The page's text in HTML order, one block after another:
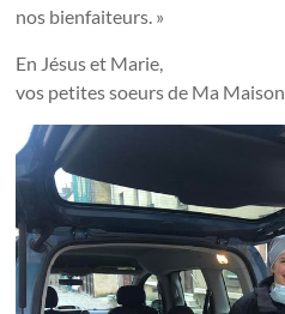
nos bienfaiteurs. »
En Jésus et Marie,
vos petites soeurs de Ma Maison